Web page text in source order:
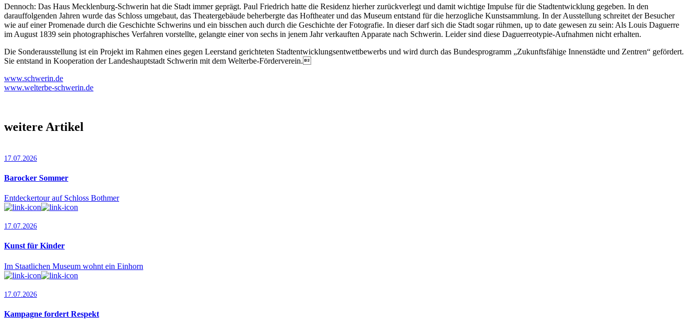
Dennoch: Das Haus Mecklenburg-Schwerin hat die Stadt immer geprägt. Paul Friedrich hatte die Residenz hierher zurückverlegt und damit wichtige Impulse für die Stadtentwicklung gegeben. In den
darauffolgenden Jahren wurde das Schloss umgebaut, das Theatergebäude beherbergte das Hoftheater und das Museum entstand für die herzogliche Kunstsammlung. In der Ausstellung schreitet der Besucher
wie auf einer Promenade durch die Geschichte Schwerins und ein bisschen auch durch die Geschichte der Fotografie. In dieser darf sich die Stadt sogar rühmen, up to date gewesen zu sein: Als Louis Daguerre
im August 1839 sein photographisches Verfahren vorstellte, gelangte einer von sechs in jenem Jahr verkauften Apparate nach Schwerin. Leider sind diese Daguerreotypie-Aufnahmen nicht erhalten.
Die Sonderausstellung ist ein Projekt im Rahmen eines gegen Leer­stand gerichteten Stadtentwicklungsentwettbewerbs und wird durch das Bundesprogramm „Zukunftsfähige Innenstädte und Zentren“ gefördert.
Sie entstand in Kooperation der Landeshauptstadt Schwerin mit dem Welterbe-Förderverein.
www.schwerin.de
www.welterbe-schwerin.de
weitere Artikel
17.07.2026
Barocker Sommer
Entdeckertour auf Schloss Bothmer
17.07.2026
Kunst für Kinder
Im Staatlichen Museum wohnt ein Einhorn
17.07.2026
Kampagne fordert Respekt